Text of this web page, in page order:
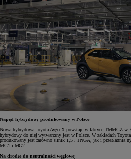
Napęd hybrydowy produkowany w Polsce
Nowa hybrydowa Toyota Aygo X powstaje w fabryce TMMCZ w
hybrydowy do niej wytwarzany jest w Polsce. W zakładach
produkowany jest zarówno silnik 1,5 l TNGA, jak i przekładnia
MG1 i MG2.
Na drodze do neutralności węglowej